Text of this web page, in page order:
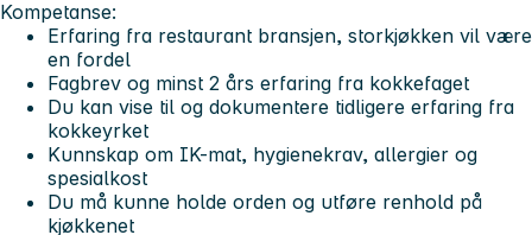
Kompetanse:
Erfaring fra restaurant bransjen, storkjøkken vil være
en fordel
Fagbrev og minst 2 års erfaring fra kokkefaget
Du kan vise til og dokumentere tidligere erfaring fra
kokkeyrket
Kunnskap om IK-mat, hygienekrav, allergier og
spesialkost
Du må kunne holde orden og utføre renhold på
kjøkkenet